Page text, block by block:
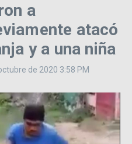
a
atacó
y a una niña
de 2020 3:58 PM